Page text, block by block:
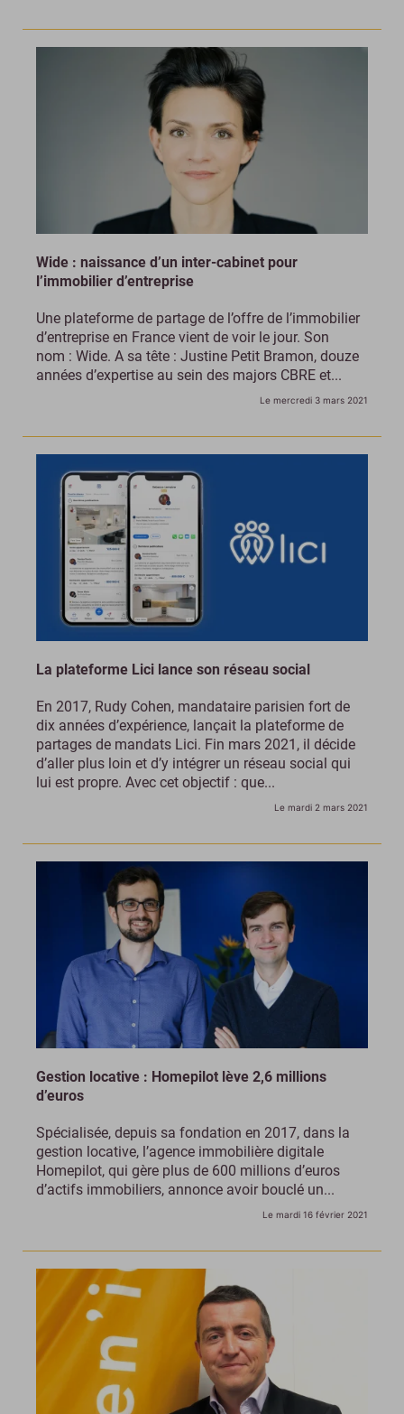
Wide : naissance d’un inter-cabinet pour
l’immobilier d’entreprise
Une plateforme de partage de l’offre de l’immobilier
d’entreprise en France vient de voir le jour. Son
nom : Wide. A sa tête : Justine Petit Bramon, douze
années d’expertise au sein des majors CBRE et...
Le mercredi 3 mars 2021
La plateforme Lici lance son réseau social
En 2017, Rudy Cohen, mandataire parisien fort de
dix années d’expérience, lançait la plateforme de
partages de mandats Lici. Fin mars 2021, il décide
d’aller plus loin et d’y intégrer un réseau social qui
lui est propre. Avec cet objectif : que...
Le mardi 2 mars 2021
Gestion locative : Homepilot lève 2,6 millions
d’euros
Spécialisée, depuis sa fondation en 2017, dans la
gestion locative, l’agence immobilière digitale
Homepilot, qui gère plus de 600 millions d’euros
d’actifs immobiliers, annonce avoir bouclé un...
Le mardi 16 février 2021